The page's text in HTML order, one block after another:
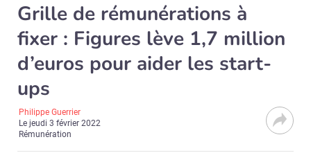
Grille de rémunérations à
fixer : Figures lève 1,7 million
d’euros pour aider les start-
ups
Philippe Guerrier
Lejeudi 3 février 2022
Rémunération